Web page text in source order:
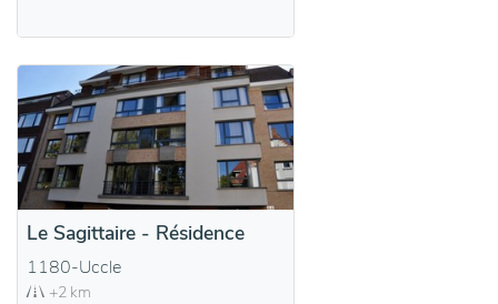
Le Sagittaire - Résidence
1180-Uccle
+2 km